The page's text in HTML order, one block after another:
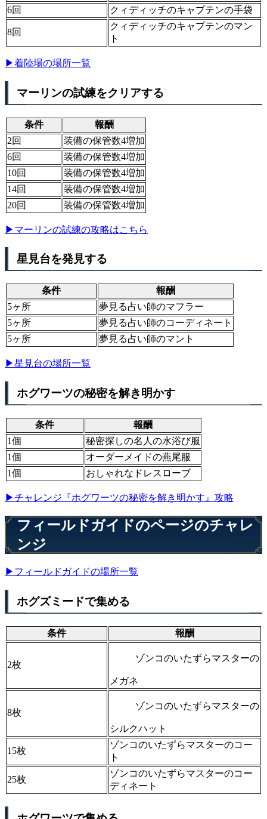
6回
クィディッチのキャプテンの手袋
8回
クィディッチのキャプテンのマン
ト
▶着陸場の場所一覧
マーリンの試練をクリアする
条件
報酬
2回
装備の保管数4増加
6回
装備の保管数4増加
10回
装備の保管数4増加
14回
装備の保管数4増加
20回
装備の保管数4増加
▶マーリンの試練の攻略はこちら
星見台を発見する
条件
報酬
5ヶ所
夢見る占い師のマフラー
5ヶ所
夢見る占い師のコーディネート
5ヶ所
夢見る占い師のマント
▶星見台の場所一覧
ホグワーツの秘密を解き明かす
条件
報酬
1個
秘密探しの名人の水浴び服
1個
オーダーメイドの燕尾服
1個
おしゃれなドレスローブ
▶チャレンジ『ホグワーツの秘密を解き明かす』攻略
フィールドガイドのページのチャレ
ンジ
▶フィールドガイドの場所一覧
ホグズミードで集める
条件 報酬
2枚
ゾンコのいたずらマスターの
メガネ
8枚
ゾンコのいたずらマスターの
シルクハット
15枚
ゾンコのいたずらマスターのコー
ト
25枚
ゾンコのいたずらマスターのコー
ディネート